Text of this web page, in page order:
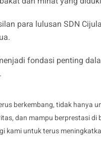
para lulusan SDN
fondasi penting
berkembang, tidak hanya
dan mampu berprestasi
kami untuk terus